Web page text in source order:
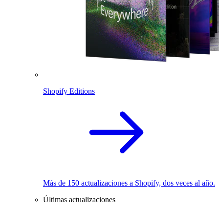
Shopify Editions
Más de 150 actualizaciones a Shopify, dos veces al año.
Últimas actualizaciones